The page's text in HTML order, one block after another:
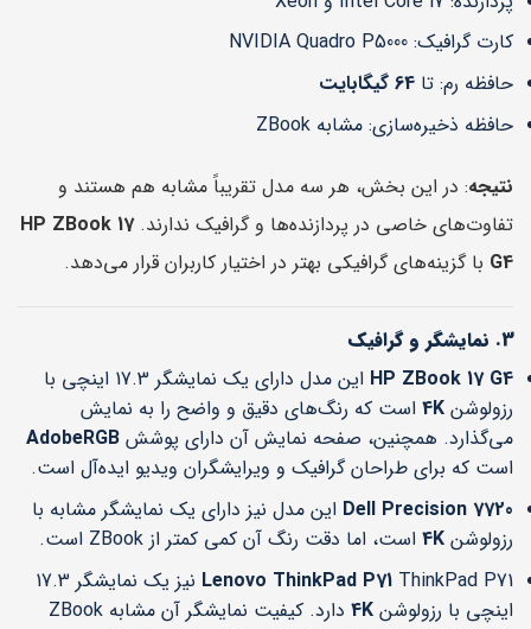
کارت گرافیک: NVIDIA Quadro P5000
حافظه رم: تا 64 گیگابایت
حافظه ذخیره‌سازی: مشابه ZBook
نتیجه: در این بخش، هر سه مدل تقریباً مشابه هم هستند و
تفاوت‌های خاصی در پردازنده‌ها و گرافیک ندارند.HP ZBook 17
G4 با گزینه‌های گرافیکی بهتر در اختیار کاربران قرار می‌دهد.
3. نمایشگر و گرافیک
HP ZBook 17 G4
این مدل دارای یک نمایشگر 17.3 اینچی با
رزولوشن 4K است که رنگ‌های دقیق و واضح را به نمایش
می‌گذارد. همچنین، صفحه نمایش آن دارای پوشش AdobeRGB
است که برای طراحان گرافیک و ویرایشگران ویدیو ایده‌آل است.
Dell Precision 7720 این مدل نیز دارای یک نمایشگر مشابه با
رزولوشن 4K است، اما دقت رنگ آن کمی کمتر از ZBook است.
Lenovo ThinkPad P71
ThinkPad P71 نیز یک نمایشگر 17.3
اینچی با رزولوشن 4K
دارد. کیفیت نمایشگر آن مشابه ZBook